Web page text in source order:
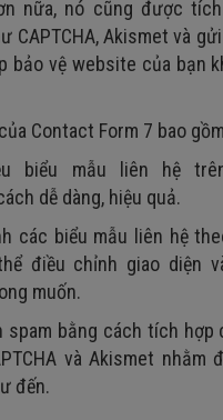
nữa, nó cũng được
CAPTCHA, Akismet và
bảo vệ website của bạn
Contact Form 7 bao
biểu mẫu liên hệ
dễ dàng, hiệu quả.
các biểu mẫu liên hệ
điều chỉnh giao diện
muốn.
spam bằng cách tích hợp
và Akismet nhằm
đến.